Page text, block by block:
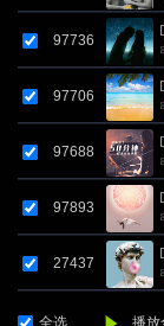
97736
97706
97688
97893
27437
全选 播放